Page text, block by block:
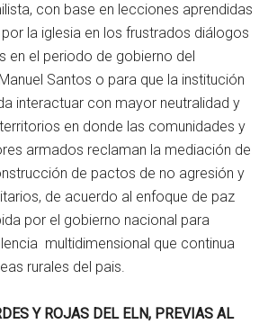
con base en lecciones aprendidas
la iglesia en los frustrados diálogos
en el periodo de gobierno del
Santos o para que la institución
interactuar con mayor neutralidad y
en donde las comunidades y
armados reclaman la mediación de
de pactos de no agresión y
de acuerdo al enfoque de paz
por el gobierno nacional para
multidimensional que continua
rurales del pais.
Y ROJAS DEL ELN, PREVIAS AL